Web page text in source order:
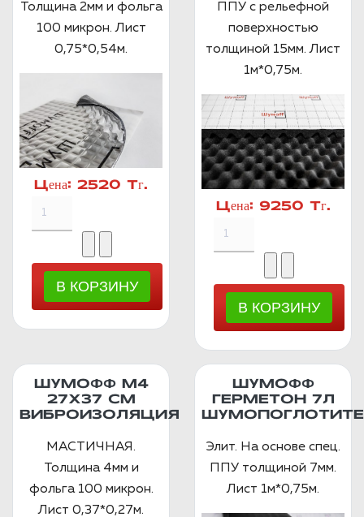
Толщина 2мм и фольга
100 микрон. Лист
0,75*0,54м.
Цена: 2520 Тг.
ППУ с рельефной
поверхностью
толщиной 15мм. Лист
1м*0,75м.
Цена: 9250 Тг.
ШУМОФФ М4
27Х37 СМ
ВИБРОИЗОЛЯЦИЯ
МАСТИЧНАЯ.
Толщина 4мм и
фольга 100 микрон.
Лист 0,37*0,27м.
ШУМОФФ
ГЕРМЕТОН 7Л
Элит. На основе спец.
ППУ толщиной 7мм.
Лист 1м*0,75м.